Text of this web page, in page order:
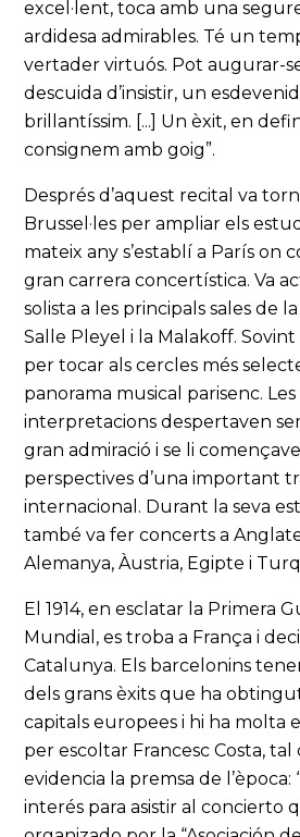
excel·lent, toca amb una
ardidesa admirables. Té un
vertader virtuós. Pot augurar-
descuida d’insistir, un
brillantíssim. [...] Un èxit, en
consignem amb goig”.
Després d’aquest recital va
Brussel·les per ampliar els
mateix any s’establí a París on
gran carrera concertística. Va
solista a les principals sales de
Salle Pleyel i la Malakoff. Sovint
per tocar als cercles més
panorama musical parisenc. Les
interpretacions despertaven
gran admiració i se li
perspectives d’una important
internacional. Durant la seva
també va fer concerts a
Alemanya, Àustria, Egipte i
El 1914, en esclatar la Primera
Mundial, es troba a França i
Catalunya. Els barcelonins
dels grans èxits que ha
capitals europees i hi ha molta
per escoltar Francesc Costa, tal
evidencia la premsa de l’època:
interés para asistir al concierto